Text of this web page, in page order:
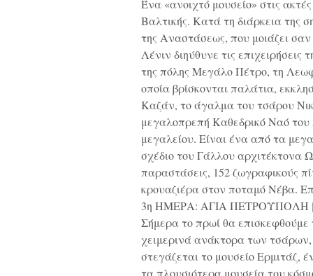
Ένα «ανοιχτό μουσείο» στις
Βαλτικής. Κατά τη διάρκεια της
της Αναστάσεως, που μοιάζει
Λένιν διηύθυνε τις
της πόλης Μεγάλο Πέτρο, τη
οποία βρίσκονται παλάτια,
Καζάν, το άγαλμα του τσάρου
μεγαλοπρεπή Καθεδρικό Ναό του
μεγαλείου. Είναι ένα από τα
σχέδιο του Γάλλου
παραστάσεις, 152 ζωγραφικούς
κρουαζιέρα στον ποταμό Νέβα.
3η ΗΜΕΡΑ: ΑΓΙΑ
Σήμερα το πρωί θα επισκεφθούμε
χειμερινά ανάκτορα των
στεγάζεται το μουσείο Ερμιτάζ,
τα πλουσιότερα μουσεία του